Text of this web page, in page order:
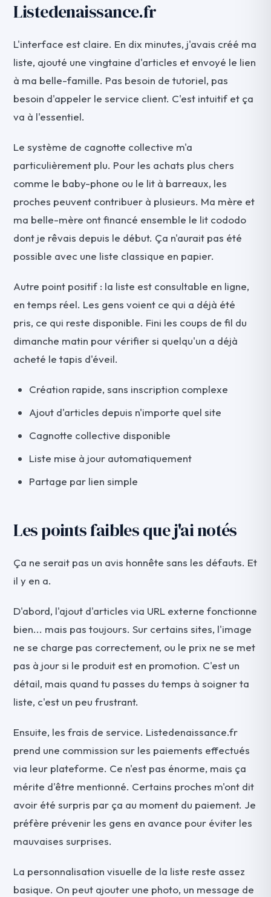
Listedenaissance.fr
L'interface est claire. En dix minutes, j'avais créé ma
liste, ajouté une vingtaine d'articles et envoyé le lien
à ma belle-famille. Pas besoin de tutoriel, pas
besoin d'appeler le service client. C'est intuitif et ça
va à l'essentiel.
Le système de cagnotte collective m'a
particulièrement plu. Pour les achats plus chers
comme le baby-phone ou le lit à barreaux, les
proches peuvent contribuer à plusieurs. Ma mère et
ma belle-mère ont financé ensemble le lit cododo
dont je rêvais depuis le début. Ça n'aurait pas été
possible avec une liste classique en papier.
Autre point positif : la liste est consultable en ligne,
en temps réel. Les gens voient ce qui a déjà été
pris, ce qui reste disponible. Fini les coups de fil du
dimanche matin pour vérifier si quelqu'un a déjà
acheté le tapis d'éveil.
Création rapide, sans inscription complexe
Ajout d'articles depuis n'importe quel site
Cagnotte collective disponible
Liste mise à jour automatiquement
Partage par lien simple
Les points faibles que j'ai notés
Ça ne serait pas un avis honnête sans les défauts. Et
il y en a.
D'abord, l'ajout d'articles via URL externe fonctionne
bien... mais pas toujours. Sur certains sites, l'image
ne se charge pas correctement, ou le prix ne se met
pas à jour si le produit est en promotion. C'est un
détail, mais quand tu passes du temps à soigner ta
liste, c'est un peu frustrant.
Ensuite, les frais de service. Listedenaissance.fr
prend une commission sur les paiements effectués
via leur plateforme. Ce n'est pas énorme, mais ça
mérite d'être mentionné. Certains proches m'ont dit
avoir été surpris par ça au moment du paiement. Je
préfère prévenir les gens en avance pour éviter les
mauvaises surprises.
La personnalisation visuelle de la liste reste assez
basique. On peut ajouter une photo, un message de